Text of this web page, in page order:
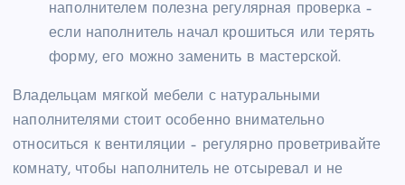
наполнителем полезна регулярная проверка –
если наполнитель начал крошиться или терять
форму, его можно заменить в мастерской.
Владельцам мягкой мебели с натуральными
наполнителями стоит особенно внимательно
относиться к вентиляции – регулярно проветривайте
комнату, чтобы наполнитель не отсыревал и не